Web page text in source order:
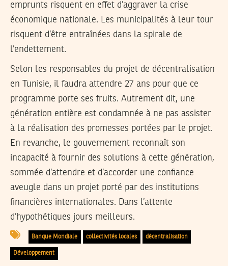
emprunts risquent en effet d’aggraver la crise
économique nationale. Les municipalités à leur tour
risquent d’être entraînées dans la spirale de
l’endettement.
Selon les responsables du projet de décentralisation
en Tunisie, il faudra attendre 27 ans pour que ce
programme porte ses fruits. Autrement dit, une
génération entière est condamnée à ne pas assister
à la réalisation des promesses portées par le projet.
En revanche, le gouvernement reconnaît son
incapacité à fournir des solutions à cette génération,
sommée d’attendre et d’accorder une confiance
aveugle dans un projet porté par des institutions
financières internationales. Dans l’attente
d’hypothétiques jours meilleurs.
Banque Mondiale collectivités locales décentralisation
Développement